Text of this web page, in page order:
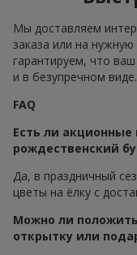
Мы доставляем
заказа или на
гарантируем, что
и в безупречном виде.
FAQ
Есть ли
рождественский
Да, в праздничный
цветы на ёлку с
Можно ли
открытку или